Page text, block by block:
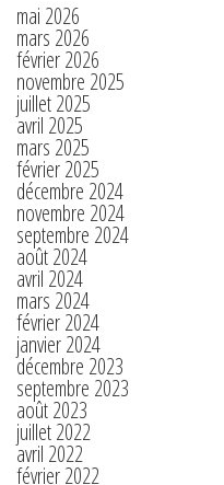
mai 2026
mars 2026
février 2026
novembre 2025
juillet 2025
avril 2025
mars 2025
février 2025
décembre 2024
novembre 2024
septembre 2024
août 2024
avril 2024
mars 2024
février 2024
janvier 2024
décembre 2023
septembre 2023
août 2023
juillet 2022
avril 2022
février 2022